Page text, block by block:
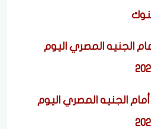
الجنيه المصري اليوم
الجنيه المصري اليوم